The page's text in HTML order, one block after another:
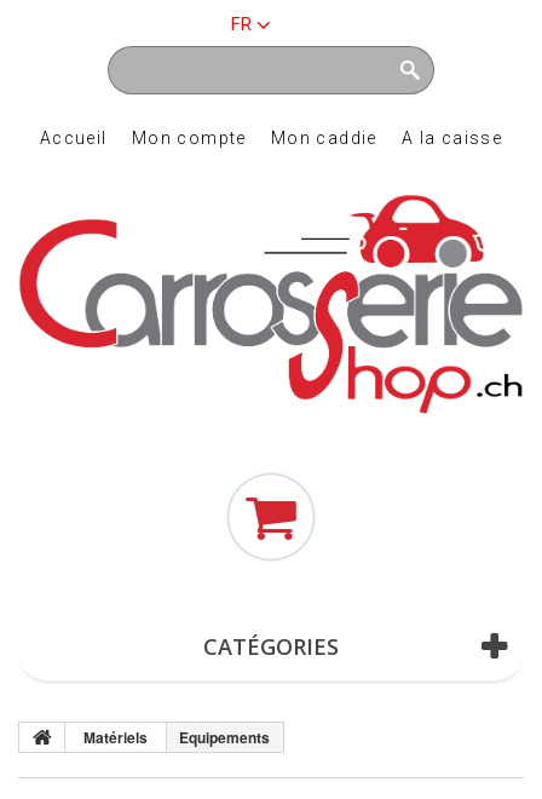
FR
Accueil Mon compte Mon caddie A la caisse
CATÉGORIES
Matériels Equipements